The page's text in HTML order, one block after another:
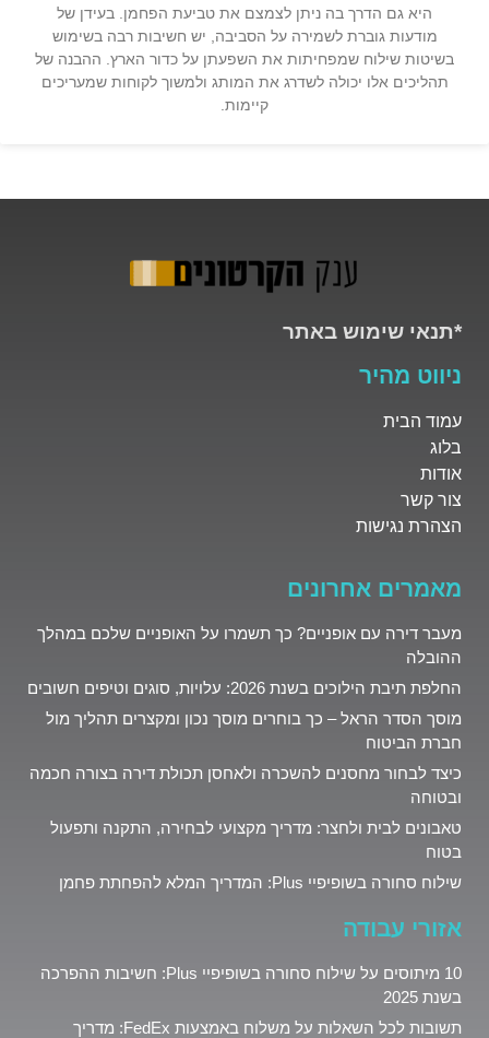
היא גם הדרך בה ניתן לצמצם את טביעת הפחמן. בעידן של
מודעות גוברת לשמירה על הסביבה, יש חשיבות רבה בשימוש
בשיטות שילוח שמפחיתות את השפעתן על כדור הארץ. ההבנה של
תהליכים אלו יכולה לשדרג את המותג ולמשוך לקוחות שמעריכים
קיימות.
*תנאי שימוש באתר
ניווט מהיר
עמוד הבית
בלוג
אודות
צור קשר
הצהרת נגישות
מאמרים אחרונים
מעבר דירה עם אופניים? כך תשמרו על האופניים שלכם במהלך
ההובלה
החלפת תיבת הילוכים בשנת 2026: עלויות, סוגים וטיפים חשובים
מוסך הסדר הראל – כך בוחרים מוסך נכון ומקצרים תהליך מול
חברת הביטוח
כיצד לבחור מחסנים להשכרה ולאחסן תכולת דירה בצורה חכמה
ובטוחה
טאבונים לבית ולחצר: מדריך מקצועי לבחירה, התקנה ותפעול
בטוח
שילוח סחורה בשופיפיי Plus: המדריך המלא להפחתת פחמן
אזורי עבודה
10 מיתוסים על שילוח סחורה בשופיפיי Plus: חשיבות ההפרכה
בשנת 2025
תשובות לכל השאלות על משלוח באמצעות FedEx: מדריך